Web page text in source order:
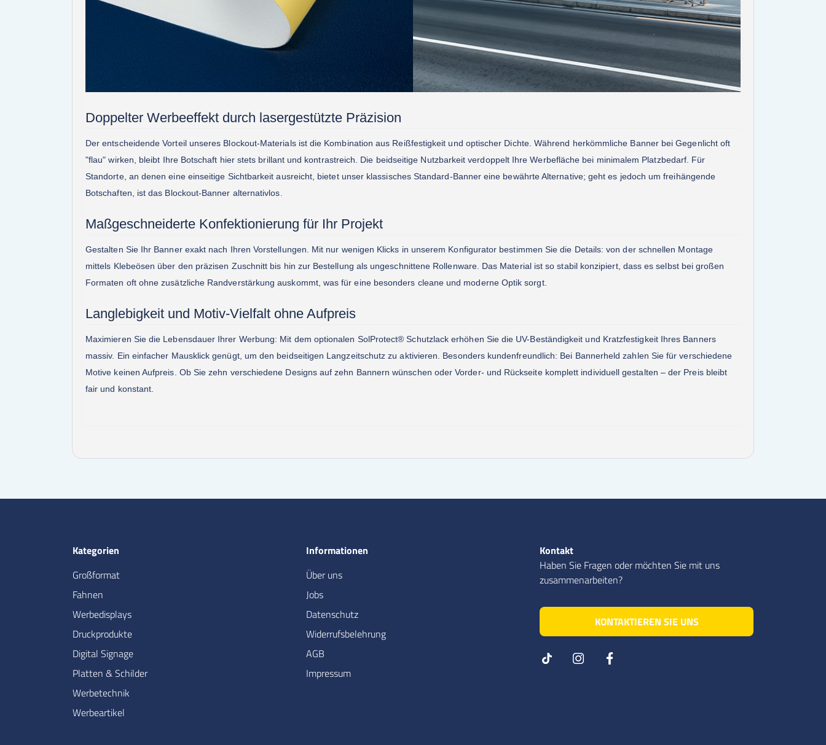
Doppelter Werbeeffekt durch lasergestützte Präzision
Der entscheidende Vorteil unseres Blockout-Materials ist die Kombination aus Reißfestigkeit und optischer Dichte. Während herkömmliche Banner bei Gegenlicht oft
"flau" wirken, bleibt Ihre Botschaft hier stets brillant und kontrastreich. Die beidseitige Nutzbarkeit verdoppelt Ihre Werbefläche bei minimalem Platzbedarf. Für
Standorte, an denen eine einseitige Sichtbarkeit ausreicht, bietet unser klassisches Standard-Banner eine bewährte Alternative; geht es jedoch um freihängende
Botschaften, ist das Blockout-Banner alternativlos.
Maßgeschneiderte Konfektionierung für Ihr Projekt
Gestalten Sie Ihr Banner exakt nach Ihren Vorstellungen. Mit nur wenigen Klicks in unserem Konfigurator bestimmen Sie die Details: von der schnellen Montage
mittels Klebeösen über den präzisen Zuschnitt bis hin zur Bestellung als ungeschnittene Rollenware. Das Material ist so stabil konzipiert, dass es selbst bei großen
Formaten oft ohne zusätzliche Randverstärkung auskommt, was für eine besonders cleane und moderne Optik sorgt.
Langlebigkeit und Motiv-Vielfalt ohne Aufpreis
Maximieren Sie die Lebensdauer Ihrer Werbung: Mit dem optionalen SolProtect® Schutzlack erhöhen Sie die UV-Beständigkeit und Kratzfestigkeit Ihres Banners
massiv. Ein einfacher Mausklick genügt, um den beidseitigen Langzeitschutz zu aktivieren. Besonders kundenfreundlich: Bei Bannerheld zahlen Sie für verschiedene
Motive keinen Aufpreis. Ob Sie zehn verschiedene Designs auf zehn Bannern wünschen oder Vorder- und Rückseite komplett individuell gestalten – der Preis bleibt
fair und konstant.
Kontakt
Haben Sie Fragen oder möchten Sie mit uns
zusammenarbeiten?
KONTAKTIEREN SIE UNS
Kategorien
Großformat
Fahnen
Werbedisplays
Druckprodukte
Digital Signage
Platten & Schilder
Werbetechnik
Werbeartikel
Informationen
Über uns
Jobs
Datenschutz
Widerrufsbelehrung
AGB
Impressum